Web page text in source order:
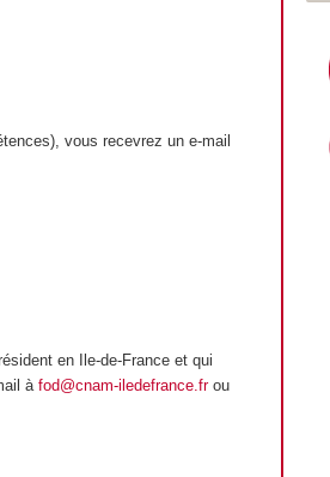
vous recevrez un e-mail
en Ile-de-France et qui
à fod@cnam-iledefrance.frou